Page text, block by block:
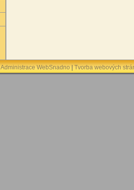
Administrace WebSnadno Tvorba webových